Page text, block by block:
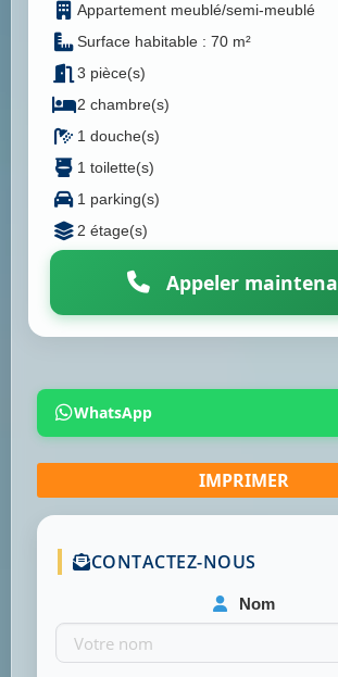
Appartement meublé/semi-meublé
Surface habitable : 70 m²
3 pièce(s)
2 chambre(s)
1 douche(s)
1 toilette(s)
1 parking(s)
2 étage(s)
Appeler
WhatsApp
CONTACTEZ-NOUS
Nom